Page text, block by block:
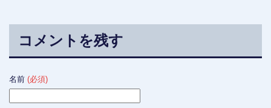
コメントを残す
名前 (必須)